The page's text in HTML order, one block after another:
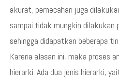
akurat, pemecahan juga
sampai tidak mungkin dilakukan
sehingga didapatkan beberapa
Karena alasan ini, maka proses
hierarki. Ada dua jenis hierarki,